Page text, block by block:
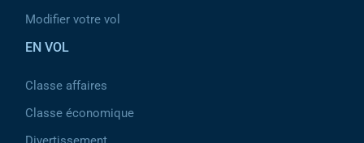
Modifier votre vol
EN VOL
Classe affaires
Classe économique